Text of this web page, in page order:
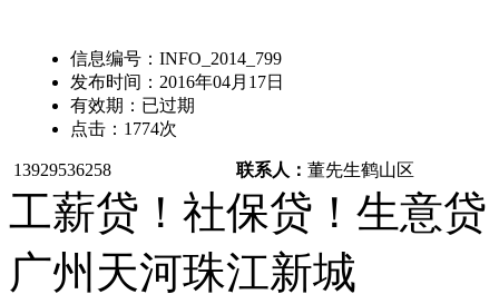
信息编号： INFO_2014_799
发布时间： 2016年04月17日
有效期： 已过期
点击： 1774次
13929536258 联系人： 董先生鹤山区
工薪贷！社保贷！生意
广州天河珠江新城